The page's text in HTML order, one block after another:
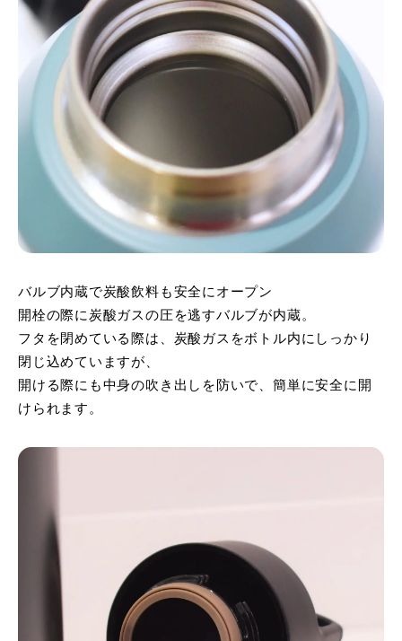
バルブ内蔵で炭酸飲料も安全にオープン
開栓の際に炭酸ガスの圧を逃すバルブが内蔵。
フタを閉めている際は、炭酸ガスをボトル内にしっかり
閉じ込めていますが、
開ける際にも中身の吹き出しを防いで、簡単に安全に開
けられます。